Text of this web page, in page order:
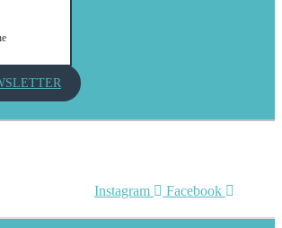
Instagram Facebook